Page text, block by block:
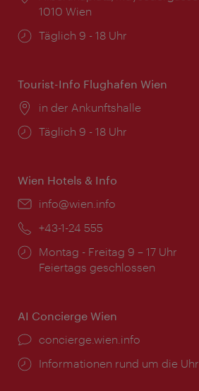
1010 Wien
Öffnungszeiten:
Täglich 9 - 18 Uhr
Tourist-Info Flughafen Wien
Ort:
in der Ankunftshalle
Öffnungszeiten:
Täglich 9 - 18 Uhr
Wien Hotels & Info
Email:
info@wien.info
Telefon:
+43-1-24 555
Öffnungszeiten:
Montag - Freitag 9 – 17 Uhr
Feiertags geschlossen
AI Concierge Wien
Ort:
concierge.wien.info
Öffnungszeiten:
Informationen rund um die Uhr